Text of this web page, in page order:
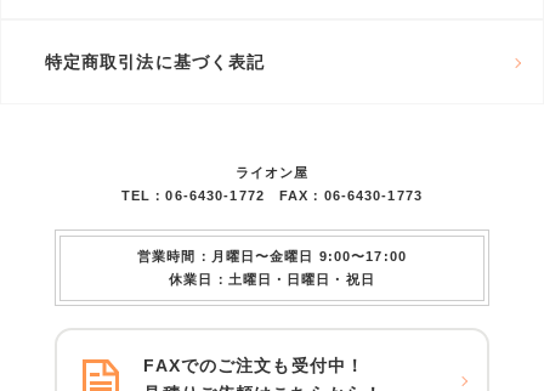
特定商取引法に基づく表記
ライオン屋
TEL：06-6430-1772 FAX：06-6430-1773
営業時間：月曜日〜金曜日 9:00〜17:00
休業日：土曜日・日曜日・祝日
FAXでのご注文も受付中！